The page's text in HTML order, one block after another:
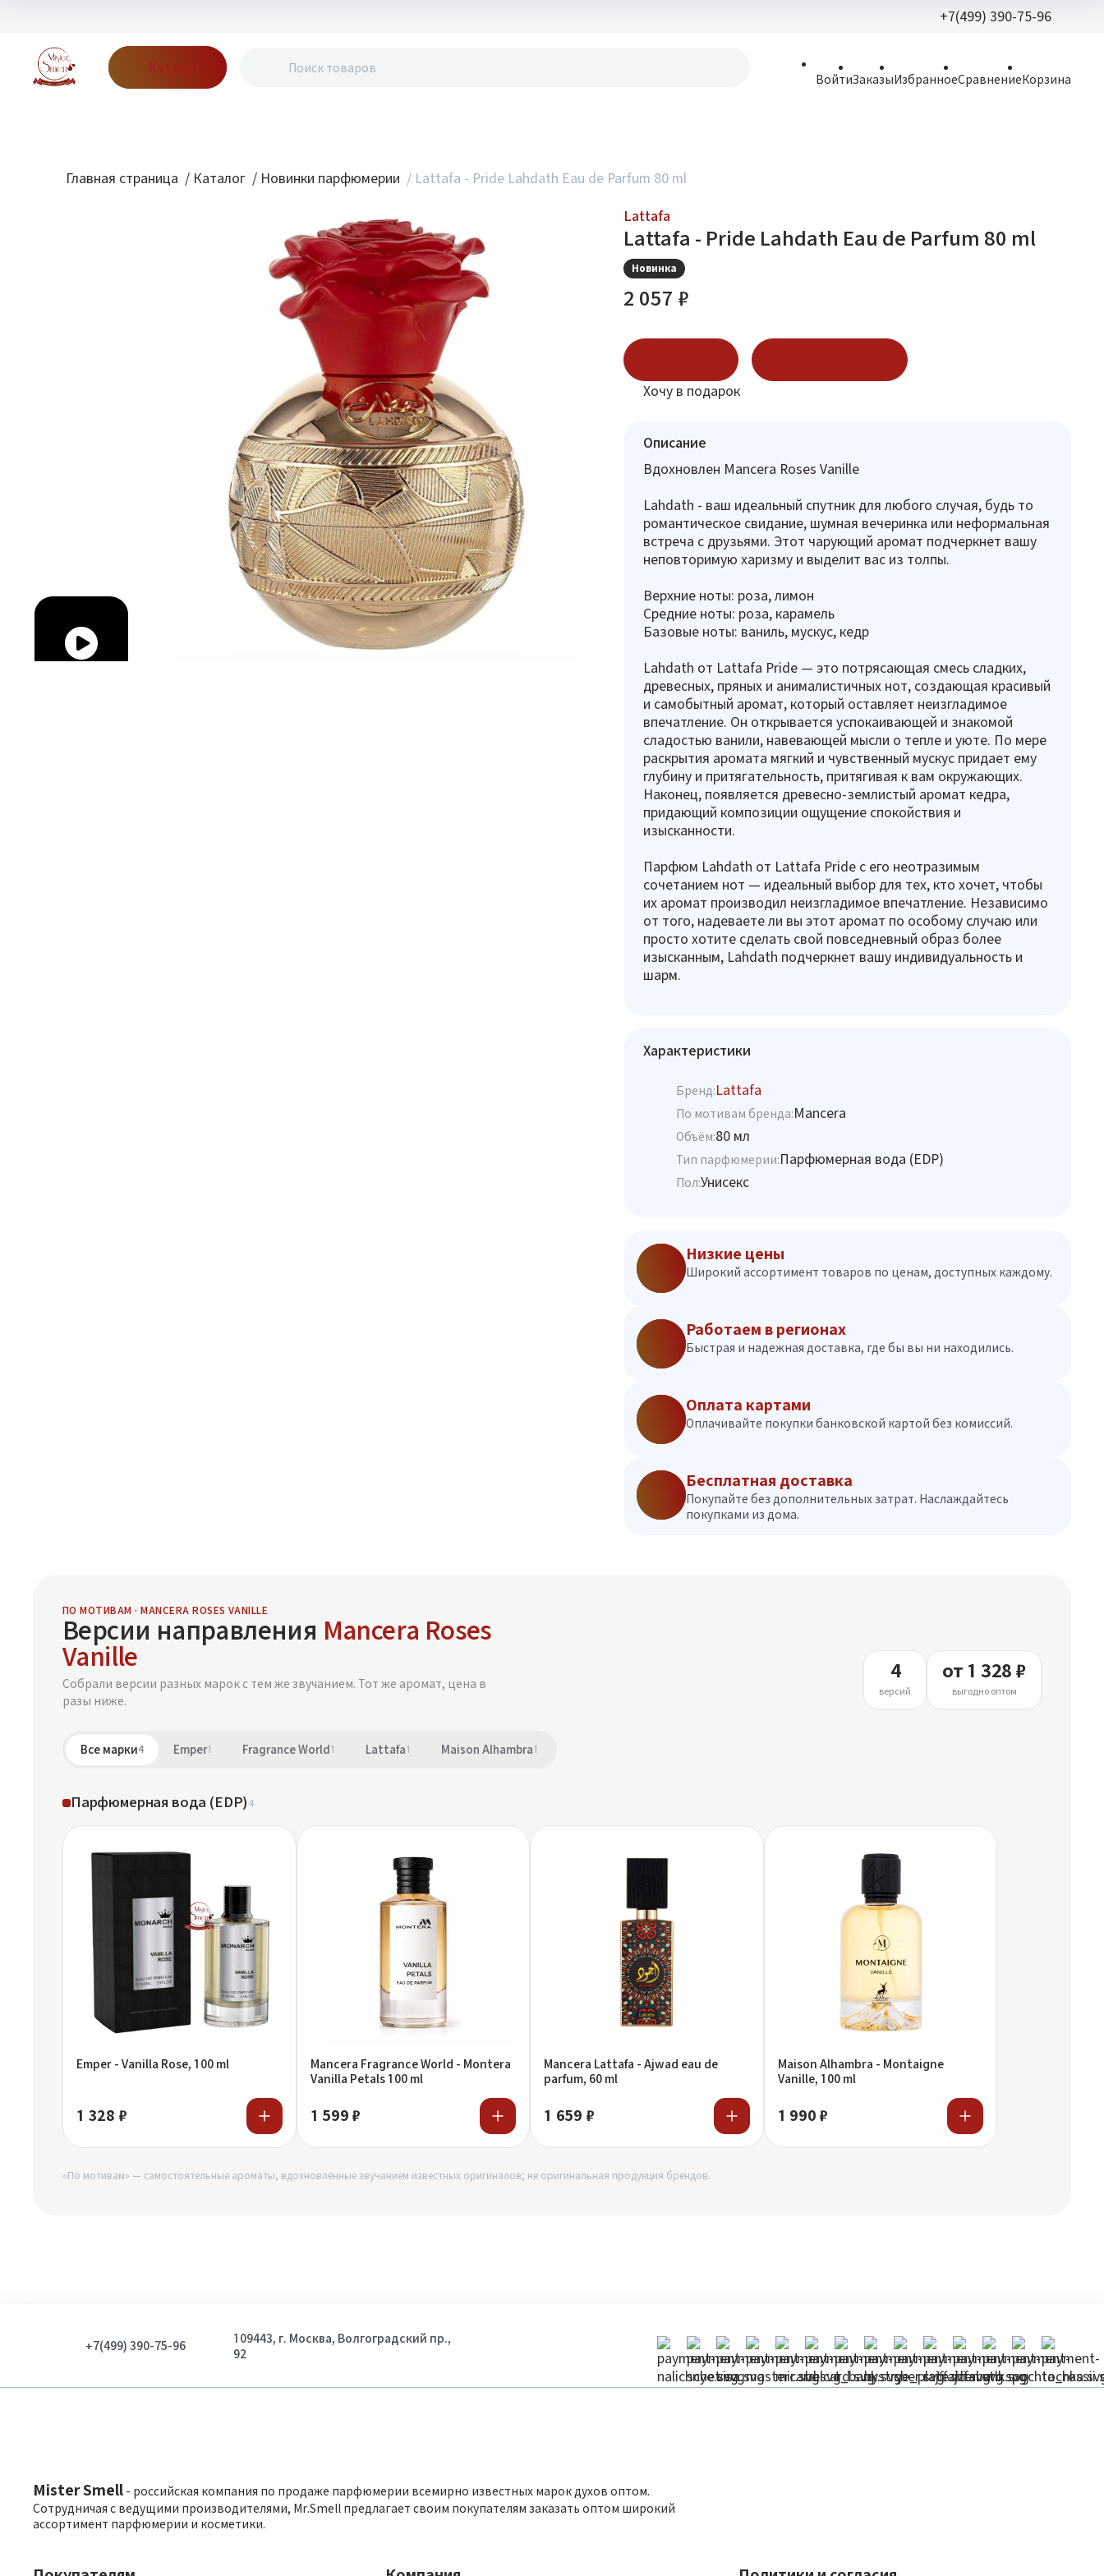
+7(499) 390-75-96
Каталог
ВойтиЗаказыИзбранноеСравнениеКорзина
Главная страница / Каталог / Новинки парфюмерии / Lattafa - Pride Lahdath Eau de Parfum 80 ml
Lattafa
Lattafa - Pride Lahdath Eau de Parfum 80 ml
Новинка
2 057 ₽
Хочу в подарок
Описание
Вдохновлен Mancera Roses Vanille
Lahdath - ваш идеальный спутник для любого случая, будь то
романтическое свидание, шумная вечеринка или неформальная
встреча с друзьями. Этот чарующий аромат подчеркнет вашу
неповторимую харизму и выделит вас из толпы.
Верхние ноты: роза, лимон
Средние ноты: роза, карамель
Базовые ноты: ваниль, мускус, кедр
Lahdath от Lattafa Pride — это потрясающая смесь сладких,
древесных, пряных и анималистичных нот, создающая красивый
и самобытный аромат, который оставляет неизгладимое
впечатление. Он открывается успокаивающей и знакомой
сладостью ванили, навевающей мысли о тепле и уюте. По мере
раскрытия аромата мягкий и чувственный мускус придает ему
глубину и притягательность, притягивая к вам окружающих.
Наконец, появляется древесно-землистый аромат кедра,
придающий композиции ощущение спокойствия и
изысканности.
Парфюм Lahdath от Lattafa Pride с его неотразимым
сочетанием нот — идеальный выбор для тех, кто хочет, чтобы
их аромат производил неизгладимое впечатление. Независимо
от того, надеваете ли вы этот аромат по особому случаю или
просто хотите сделать свой повседневный образ более
изысканным, Lahdath подчеркнет вашу индивидуальность и
шарм.
Характеристики
Бренд:Lattafa
По мотивам бренда:Mancera
Объём:80 мл
Тип парфюмерии:Парфюмерная вода (EDP)
Пол:Унисекс
Низкие цены
Широкий ассортимент товаров по ценам, доступных каждому.
Работаем в регионах
Быстрая и надежная доставка, где бы вы ни находились.
Оплата картами
Оплачивайте покупки банковской картой без комиссий.
Бесплатная доставка
Покупайте без дополнительных затрат. Наслаждайтесь
покупками из дома.
ПО МОТИВАМ · MANCERA ROSES VANILLE
Версии направления Mancera Roses
Vanille
Собрали версии разных марок с тем же звучанием. Тот же аромат, цена в
разы ниже.
4
версий
от 1 328 ₽
выгодно оптом
Все марки4 Emper1 Fragrance World 1 Lattafa1 Maison Alhambra1
Парфюмерная вода (EDP)4
Emper - Vanilla Rose, 100 ml
1 328 ₽
Mancera Fragrance World - Montera
Vanilla Petals 100 ml
1 599 ₽
Mancera Lattafa - Ajwad eau de
parfum, 60 ml
1 659 ₽
Maison Alhambra - Montaigne
Vanille, 100 ml
1 990 ₽
«По мотивам» — самостоятельные ароматы, вдохновлённые звучанием известных оригиналов; не оригинальная продукция брендов.
+7(499) 390-75-96
109443, г. Москва, Волгоградский пр.,
92
Mister Smell - российская компания по продаже парфюмерии всемирно известных марок духов оптом.
Сотрудничая с ведущими производителями, Mr.Smell предлагает своим покупателям заказать оптом широкий
ассортимент парфюмерии и косметики.